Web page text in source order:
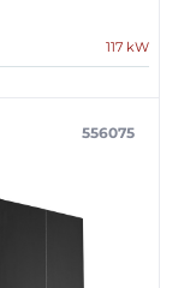
117 kW
556075